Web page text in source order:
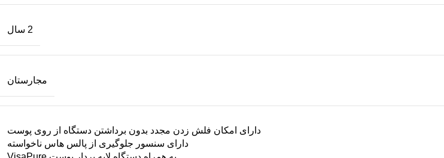
2 سال
مجارستان
دارای امکان فلش زدن مجدد بدون برداشتن دستگاه از روی پوست
دارای سنسور جلوگیری از پالس هاس ناخواسته